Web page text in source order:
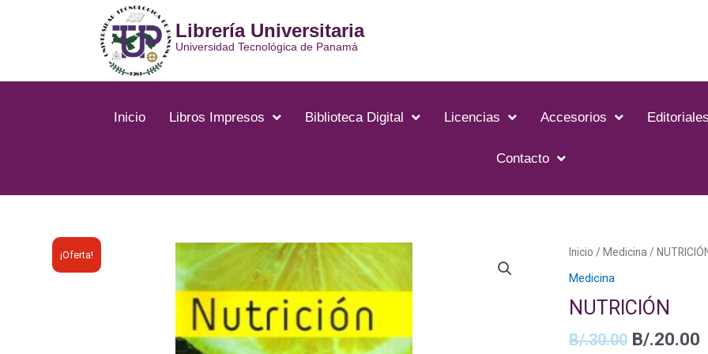
Librería Universitaria
Universidad Tecnológica de Panamá
Inicio Libros Impresos Biblioteca Digital Licencias Accesorios
Contacto
¡Oferta! Inicio / Medicina /
Medicina
NUTRICIÓN
B/.30.00
El
era:
B/.20.00
NUTRICIÓN
cantidad